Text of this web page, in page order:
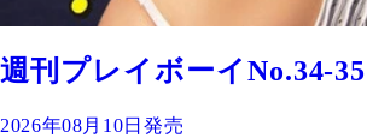
週刊プレイボーイNo.34-35
2026年08月10日発売